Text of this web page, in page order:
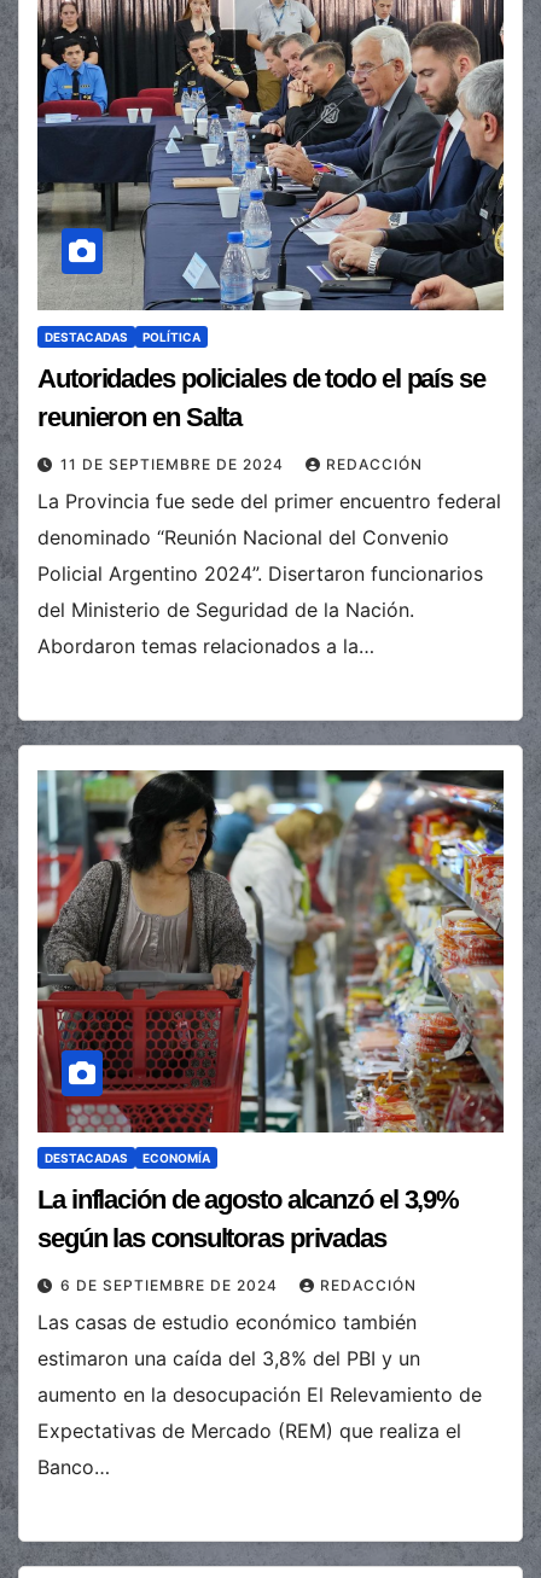
DESTACADAS POLÍTICA
Autoridades policiales de todo el país se
reunieron en Salta
11 DE SEPTIEMBRE DE 2024 REDACCIÓN
La Provincia fue sede del primer encuentro federal
denominado “Reunión Nacional del Convenio
Policial Argentino 2024”. Disertaron funcionarios
del Ministerio de Seguridad de la Nación.
Abordaron temas relacionados a la…
DESTACADAS ECONOMÍA
La inflación de agosto alcanzó el 3,9%
según las consultoras privadas
6 DE SEPTIEMBRE DE 2024 REDACCIÓN
Las casas de estudio económico también
estimaron una caída del 3,8% del PBI y un
aumento en la desocupación El Relevamiento de
Expectativas de Mercado (REM) que realiza el
Banco…